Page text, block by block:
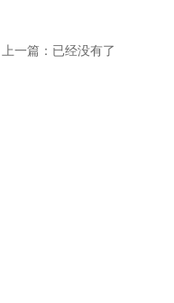
上一篇：已经没有了